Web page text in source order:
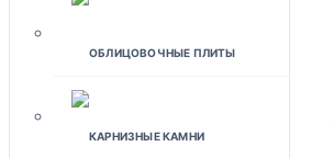
ОБЛИЦОВОЧНЫЕ ПЛИТЫ
КАРНИЗНЫЕ КАМНИ